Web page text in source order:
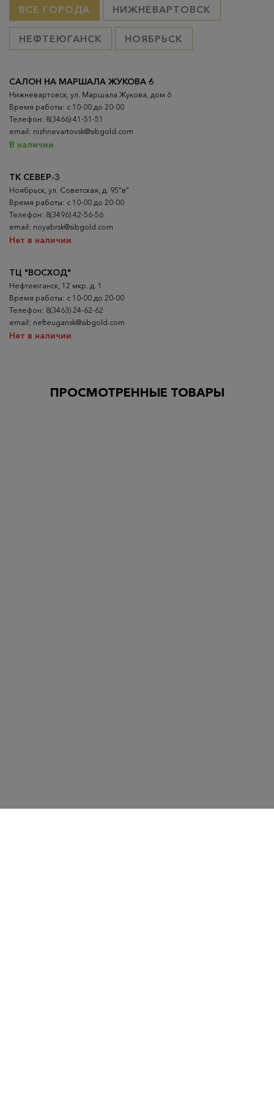
ВСЕ ГОРОДА НИЖНЕВАРТОВСК
НЕФТЕЮГАНСК НОЯБРЬСК
ТК СЕВЕР-3
Ноябрьск, ул. Советская, д. 95"в"
Время работы: с 10-00 до 20-00
Телефон: 8(3496) 42-56-56
email: noyabrsk@sibgold.com
Нет в наличии
ТЦ "ВОСХОД"
Нефтеюганск, 12 мкр. д. 1
Время работы: с 10-00 до 20-00
Телефон: 8(3463) 24-62-62
email: nefteugansk@sibgold.com
Нет в наличии
САЛОН НА МАРШАЛА ЖУКОВА 6
Нижневартовск, ул. Маршала Жукова, дом 6
Время работы: с 10-00 до 20-00
Телефон: 8(3466) 41-51-51
email: nizhnevartovsk@sibgold.com
В наличии
ПРОСМОТРЕННЫЕ ТОВАРЫ